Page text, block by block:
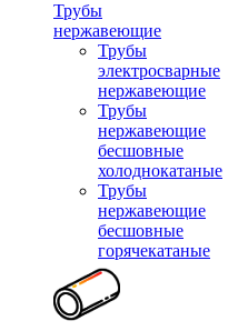
Трубы
нержавеющие
Трубы
электросварные
нержавеющие
Трубы
нержавеющие
бесшовные
холоднокатаные
Трубы
нержавеющие
бесшовные
горячекатаные